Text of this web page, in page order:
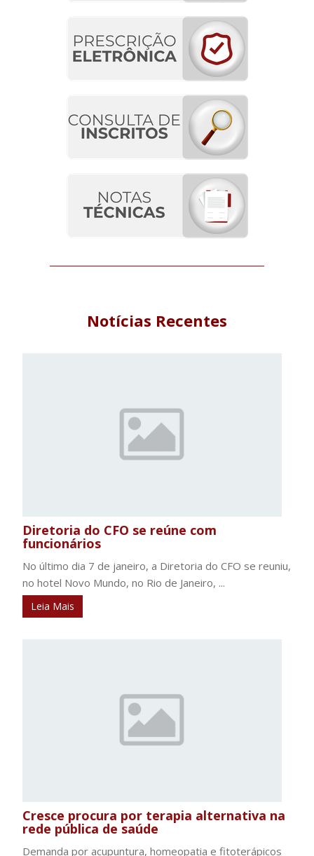
Notícias Recentes
Diretoria do CFO se reúne com
funcionários
No último dia 7 de janeiro, a Diretoria do CFO se reuniu,
no hotel Novo Mundo, no Rio de Janeiro, ...
Leia Mais
Cresce procura por terapia alternativa na
rede pública de saúde
Demanda por acupuntura, homeopatia e fitoterápicos